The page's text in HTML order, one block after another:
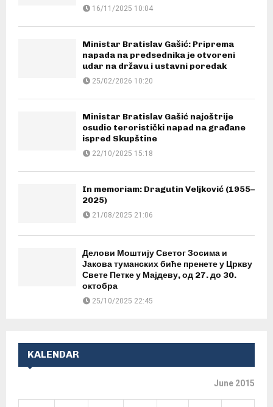
16/11/2025 10:04
Ministar Bratislav Gašić: Priprema
napada na predsednika je otvoreni
udar na državu i ustavni poredak
25/02/2026 10:20
Ministar Bratislav Gašić najoštrije
osudio teroristički napad na građane
ispred Skupštine
22/10/2025 15:18
In memoriam: Dragutin Veljković (1955–
2025)
21/08/2025 21:06
Делови Моштију Светог Зосима и
Јакова туманских биће пренете у Цркву
Свете Петке у Мајдеву, од 27. до 30.
октобра
25/10/2025 22:45
KALENDAR
June 2015